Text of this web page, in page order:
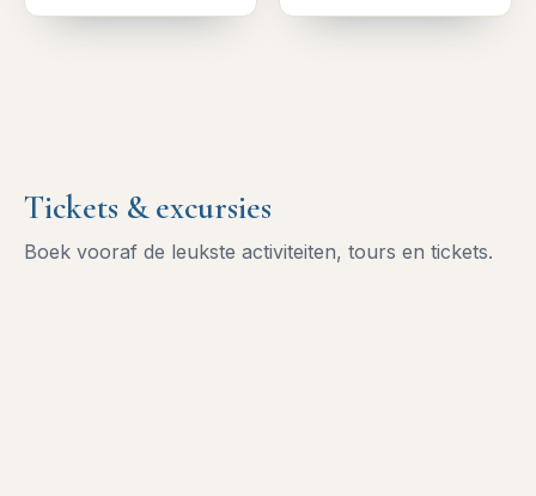
Tickets & excursies
Boek vooraf de leukste activiteiten, tours en tickets.